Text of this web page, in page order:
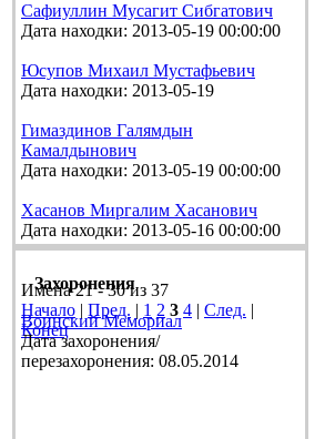
Сафиуллин Мусагит Сибгатович
Дата находки: 2013-05-19 00:00:00
Юсупов Михаил Мустафьевич
Дата находки: 2013-05-19
Гимаздинов Галямдын
Камалдынович
Дата находки: 2013-05-19 00:00:00
Хасанов Миргалим Хасанович
Дата находки: 2013-05-16 00:00:00
Имена 21 - 30 из 37
Начало | Пред. | 1 2 3 4 | След. |
Конец
Захоронения
Воинский Мемориал
Дата захоронения/
перезахоронения: 08.05.2014